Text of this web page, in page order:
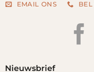
EMAIL ONS BEL
Nieuwsbrief